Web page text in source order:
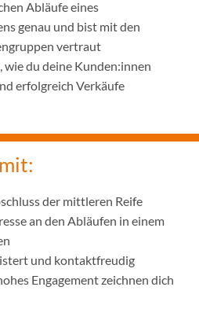
Abläufe eines
genau und bist mit den
vertraut
du deine Kunden:innen
erfolgreich Verkäufe
der mittleren Reife
an den Abläufen in einem
und kontaktfreudig
Engagement zeichnen dich